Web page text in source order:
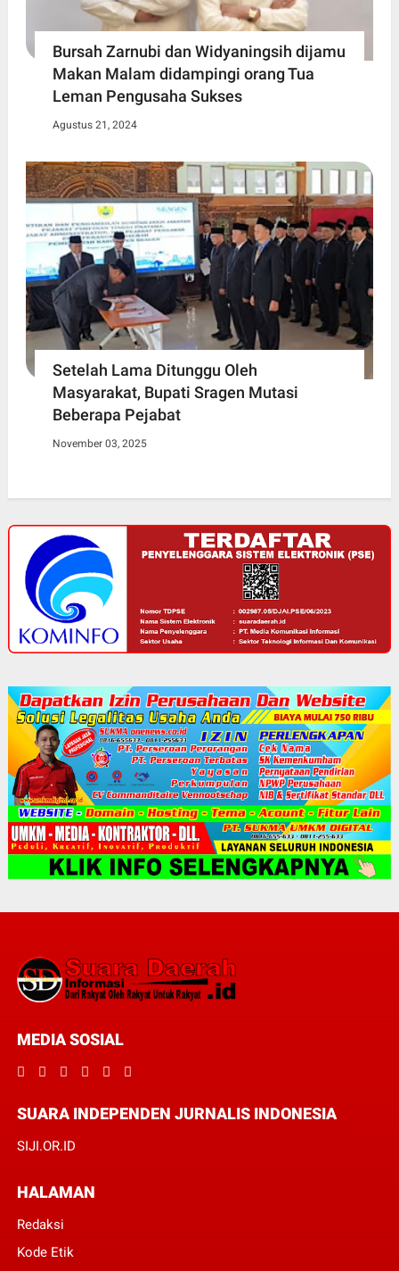
Bursah Zarnubi dan Widyaningsih dijamu
Makan Malam didampingi orang Tua
Leman Pengusaha Sukses
Agustus 21, 2024
Setelah Lama Ditunggu Oleh
Masyarakat, Bupati Sragen Mutasi
Beberapa Pejabat
November 03, 2025
MEDIA SOSIAL
SUARA INDEPENDEN JURNALIS INDONESIA
SIJI.OR.ID
HALAMAN
Redaksi
Kode Etik